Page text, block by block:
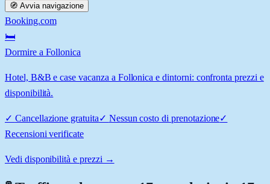
🧭 Avvia navigazione
Booking.com
🛏️
Dormire a Follonica
Hotel, B&B e case vacanza a Follonica e dintorni: confronta prezzi e
disponibilità.
✓ Cancellazione gratuita✓ Nessun costo di prenotazione✓
Recensioni verificate
Vedi disponibilità e prezzi →